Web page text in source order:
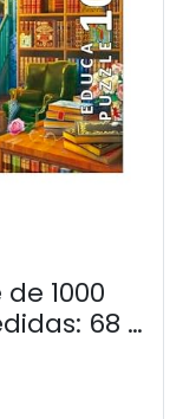
1000
68 x
A